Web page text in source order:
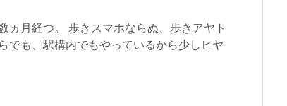
ヵ月経つ。 歩きスマホならぬ、歩きアヤト
でも、駅構内でもやっているから少しヒヤ